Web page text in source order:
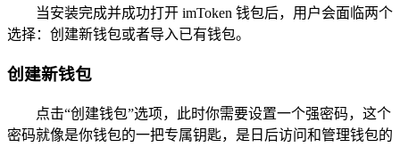
当安装完成并成功打开 imToken 钱包后，用户会面临两个
选择：创建新钱包或者导入已有钱包。
创建新钱包
点击“创建钱包”选项，此时你需要设置一个强密码，这个
密码就像是你钱包的一把专属钥匙，是日后访问和管理钱包的